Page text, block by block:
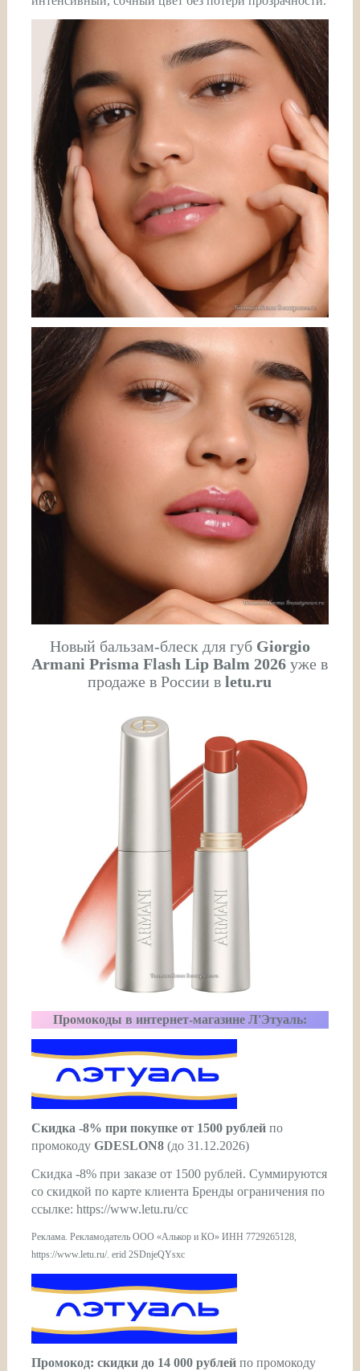
Новый бальзам-блеск для губ Giorgio
Armani Prisma Flash Lip Balm 2026 уже в
продаже в России вletu.ru
Промокоды в интернет-магазине Л'Этуаль:
Скидка -8% при покупке от 1500 рублейпо
промокоду GDESLON8(до 31.12.2026)
Скидка -8% при заказе от 1500 рублей. Суммируются
со скидкой по карте клиента Бренды ограничения по
ссылке: https://www.letu.ru/cc
Реклама. Рекламодатель ООО «Алькор и КО» ИНН 7729265128,
https://www.letu.ru/. erid 2SDnjeQYsxc
Промокод: скидки до 14 000 рублейпо промокоду